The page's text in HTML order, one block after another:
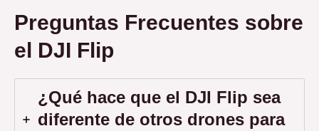
Preguntas Frecuentes sobre
el DJI Flip
¿Qué hace que el DJI Flip sea
diferente de otros drones para